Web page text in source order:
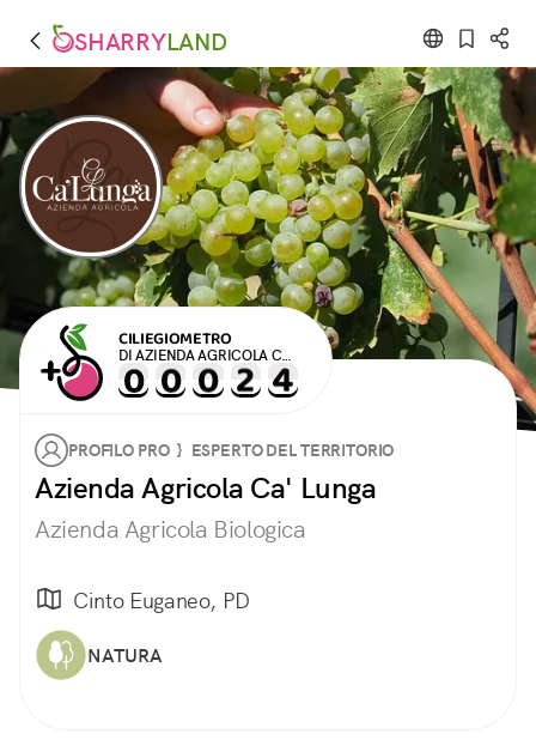
SHARRYLAND
CILIEGIOMETRO
DI AZIENDA AGRICOLA CA'
LUNGA
PROFILO PRO } ESPERTO DEL TERRITORIO
Azienda Agricola Ca' Lunga
Azienda Agricola Biologica
Cinto Euganeo, PD
NATURA